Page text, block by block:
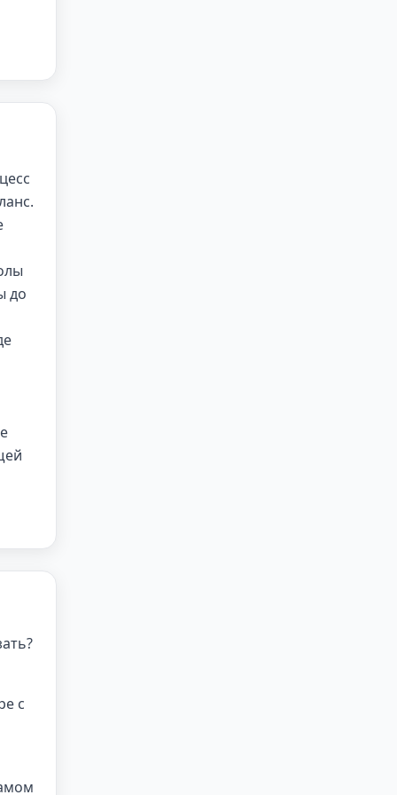
до
с